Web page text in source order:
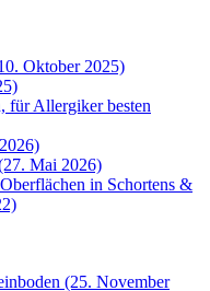
Oktober 2025)
für Allergiker besten
Mai 2026)
in Schortens &
(25. November